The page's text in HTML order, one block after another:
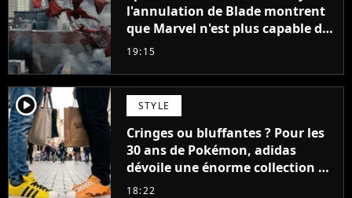
l'annulation de Blade montrent
que Marvel n'est plus capable de
faire quoi que ce soit de simple
19:15
player2 STYLE
Cringes ou bluffantes ? Pour les
30 ans de Pokémon, adidas
dévoile une énorme collection de
sneakers et je ne sais pas quoi en
18:22